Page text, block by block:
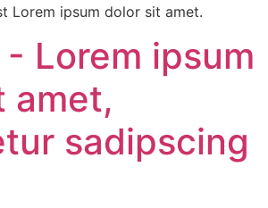
Lorem ipsum dolor sit amet.
Lorem ipsum
amet,
sadipscing